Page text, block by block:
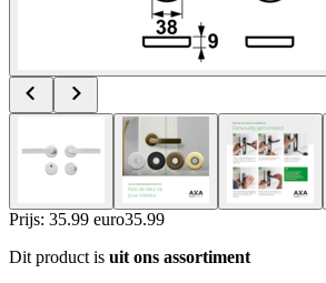
Prijs: 35.99 euro35.99
Dit product is uit ons assortiment